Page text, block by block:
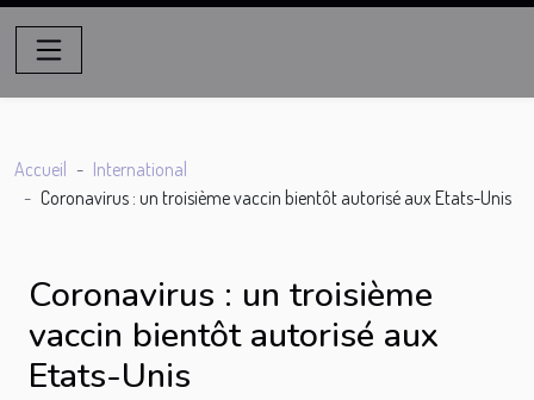
Accueil
International
Coronavirus : un troisième vaccin bientôt autorisé aux Etats-Unis
Coronavirus : un troisième
vaccin bientôt autorisé aux
Etats-Unis